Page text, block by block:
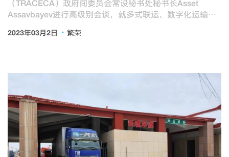
（TRACECA）政府间委员会常设秘书处秘书长Asset
Assavbayev进行高级别会谈，就多式联运、数字化运输等
2023年03月2日 · 繁荣